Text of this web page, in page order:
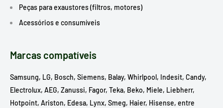
Peças para exaustores (filtros, motores)
Acessórios e consumíveis
Marcas compatíveis
Samsung, LG, Bosch, Siemens, Balay, Whirlpool, Indesit, Candy,
Electrolux, AEG, Zanussi, Fagor, Teka, Beko, Miele, Liebherr,
Hotpoint, Ariston, Edesa, Lynx, Smeg, Haier, Hisense, entre